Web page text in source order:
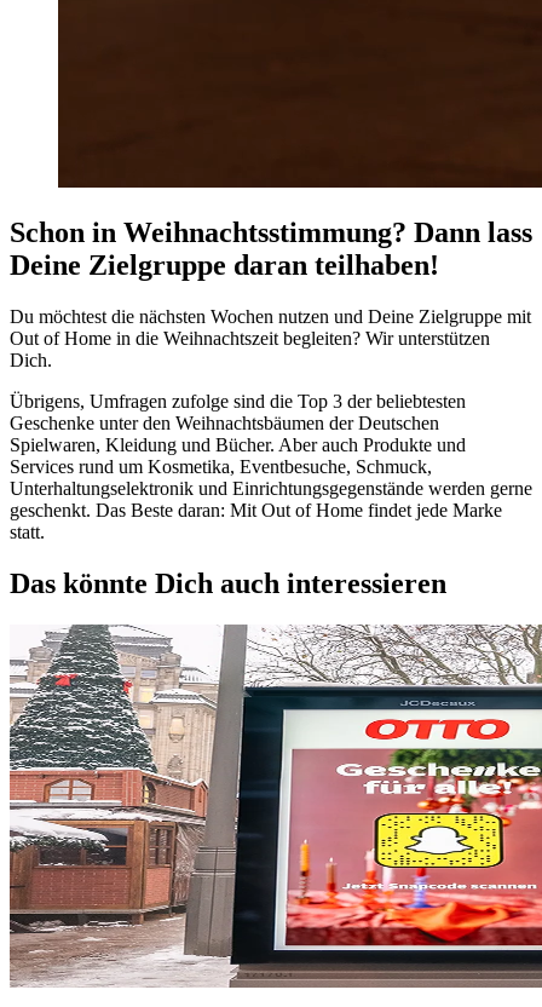
Schon in Weihnachtsstimmung? Dann lass
Deine Zielgruppe daran teilhaben!
Du möchtest die nächsten Wochen nutzen und Deine Zielgruppe mit
Out of Home in die Weihnachtszeit begleiten? Wir unterstützen
Dich.
Übrigens, Umfragen zufolge sind die Top 3 der beliebtesten
Geschenke unter den Weihnachtsbäumen der Deutschen
Spielwaren, Kleidung und Bücher. Aber auch Produkte und
Services rund um Kosmetika, Eventbesuche, Schmuck,
Unterhaltungselektronik und Einrichtungsgegenstände werden gerne
geschenkt. Das Beste daran: Mit Out of Home findet jede Marke
statt.
Das könnte Dich auch interessieren